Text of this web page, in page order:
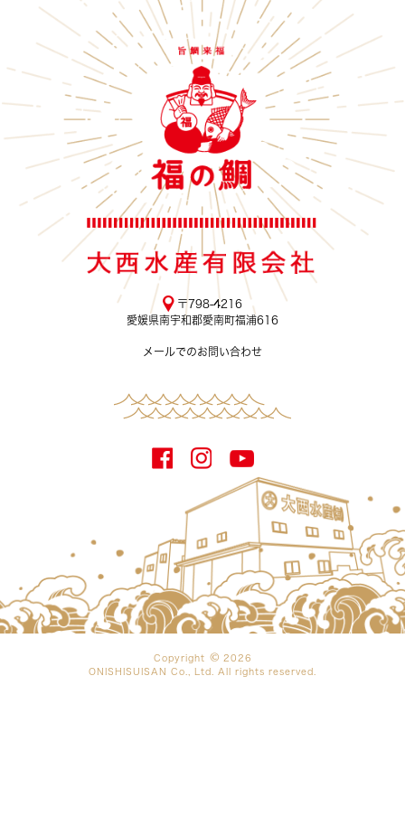
〒798-4216
愛媛県南宇和郡愛南町福浦616
メールでのお問い合わせ
Copyright
2026
ONISHISUISAN Co., Ltd. All rights reserved.